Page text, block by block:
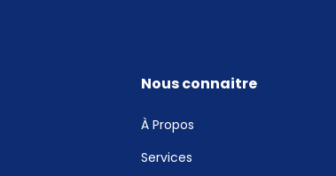
Nous connaitre
À Propos
Services